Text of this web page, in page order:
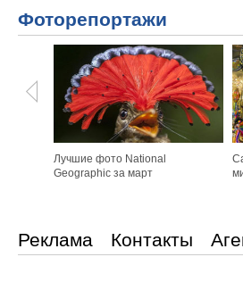
Фоторепортажи
Лучшие фото National
Geographic за март
Реклама Контакты